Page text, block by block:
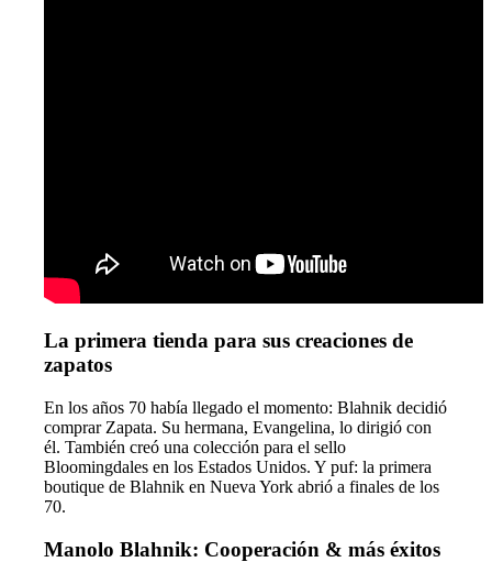
La primera tienda para sus creaciones de
zapatos
En los años 70 había llegado el momento: Blahnik decidió
comprar Zapata. Su hermana, Evangelina, lo dirigió con
él. También creó una colección para el sello
Bloomingdales en los Estados Unidos. Y puf: la primera
boutique de Blahnik en Nueva York abrió a finales de los
70.
Manolo Blahnik: Cooperación & más éxitos